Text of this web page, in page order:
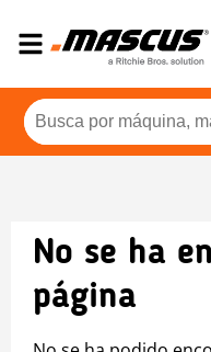
No se ha
página